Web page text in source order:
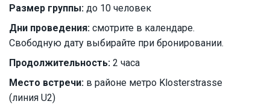
Размер группы: до 10 человек
Дни проведения: смотрите в календаре.
Свободную дату выбирайте при бронировании.
Продолжительность: 2 часа
Место встречи: в районе метро Klosterstrasse
(линия U2)